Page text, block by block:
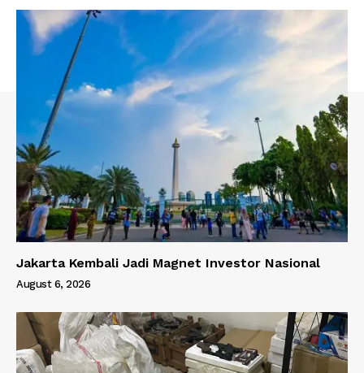
Jakarta Kembali Jadi Magnet Investor Nasional
August 6, 2026